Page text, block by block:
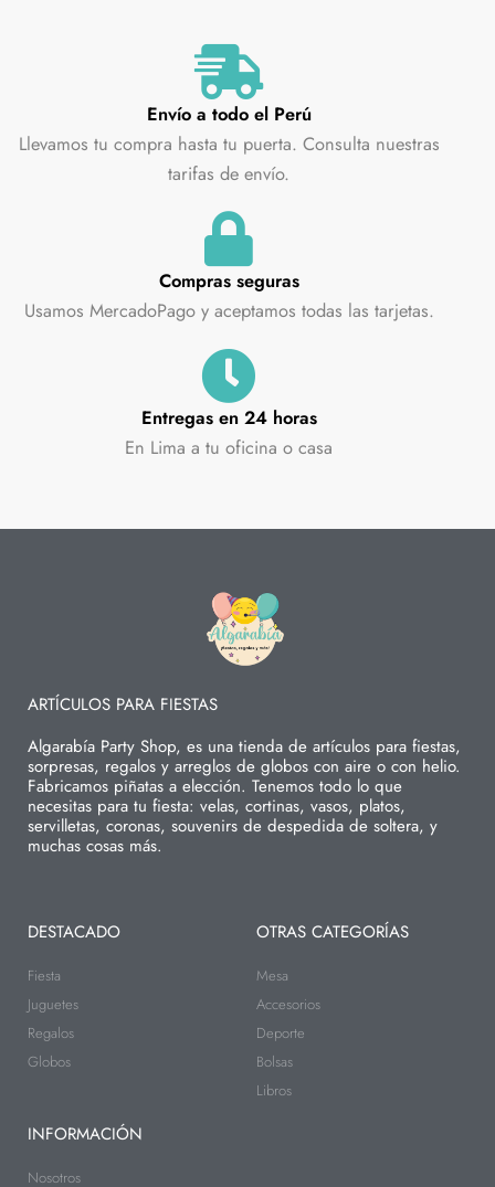
Envío a todo el Perú
Llevamos tu compra hasta tu puerta. Consulta nuestras
tarifas de envío.
Compras seguras
Usamos MercadoPago y aceptamos todas las tarjetas.
Entregas en 24 horas
En Lima a tu oficina o casa
ARTÍCULOS PARA FIESTAS
Algarabía Party Shop, es una tienda de artículos para fiestas,
sorpresas, regalos y arreglos de globos con aire o con helio.
Fabricamos piñatas a elección. Tenemos todo lo que
necesitas para tu fiesta: velas, cortinas, vasos, platos,
servilletas, coronas, souvenirs de despedida de soltera, y
muchas cosas más.
DESTACADO
Fiesta
Juguetes
Regalos
Globos
OTRAS CATEGORÍAS
Mesa
Accesorios
Deporte
Bolsas
Libros
INFORMACIÓN
Nosotros